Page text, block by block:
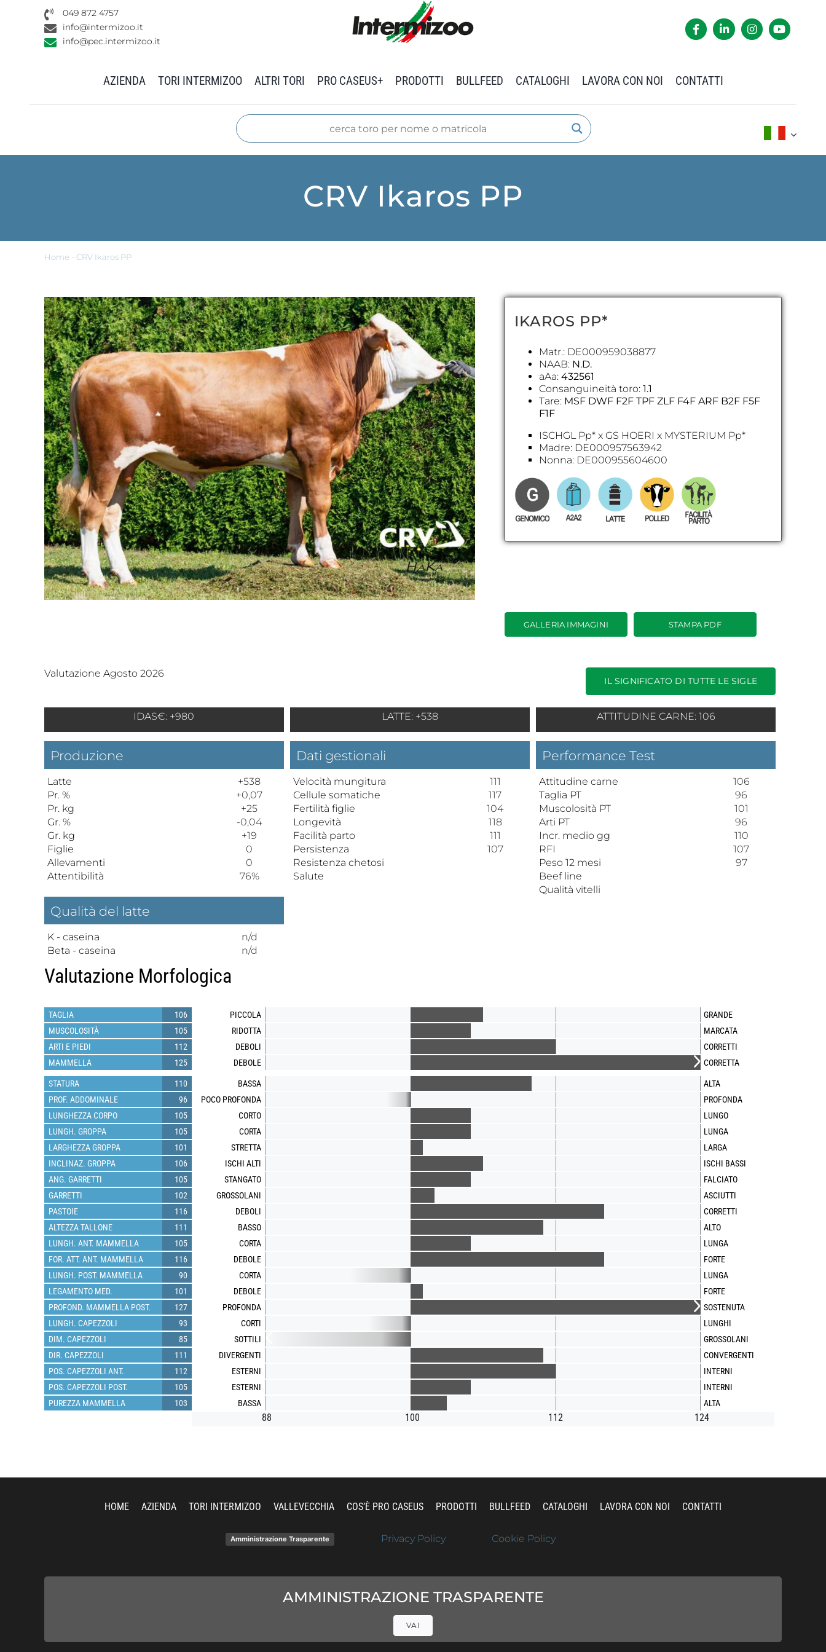
contenuto
049 872 4757
info@intermizoo.it
info@pec.intermizoo.it
AZIENDA TORI INTERMIZOO ALTRI TORI PRO CASEUS+ PRODOTTI BULLFEED CATALOGHI LAVORA CON NOI CONTATTI
CRV Ikaros PP
Home - CRV Ikaros PP
IKAROS PP*
Matr.: DE000959038877
NAAB: N.D.
aAa: 432561
Consanguineità toro:1.1
Tare: MSF DWF F2F TPF ZLF F4F ARF B2F F5F
F1F
ISCHGL Pp* x GS HOERI x MYSTERIUM Pp*
Madre: DE000957563942
Nonna: DE000955604600
GALLERIA IMMAGINI STAMPA PDF
IL SIGNIFICATO DI TUTTE LE SIGLE
Valutazione Agosto 2026
IDAS€: +980 LATTE: +538 ATTITUDINE CARNE: 106
Produzione
Latte
+538
Pr. %
+0,07
Pr. kg
+25
Gr. %
-0,04
Gr. kg
+19
Figlie
0
Allevamenti
0
Attentibilità
76%
Qualità del latte
K - caseina
n/d
Beta - caseina
n/d
Dati gestionali
Velocità mungitura
111
Cellule somatiche
117
Fertilità figlie
104
Longevità
118
Facilità parto
111
Persistenza
107
Resistenza chetosi
Salute
Performance Test
Attitudine carne
106
Taglia PT
96
Muscolosità PT
101
Arti PT
96
Incr. medio gg
110
RFI
107
Peso 12 mesi
97
Beef line
Qualità vitelli
Valutazione Morfologica
TAGLIA 106 PICCOLA
GRANDE
MUSCOLOSITÀ
105 RIDOTTA
MARCATA
ARTI E PIEDI
112 DEBOLI
CORRETTI
MAMMELLA
125 DEBOLE
CORRETTA
STATURA
110 BASSA
ALTA
PROF. ADDOMINALE
96 POCO PROFONDA
PROFONDA
LUNGHEZZA CORPO
105 CORTO
LUNGO
LUNGH. GROPPA
105 CORTA
LUNGA
LARGHEZZA GROPPA
101 STRETTA
LARGA
INCLINAZ. GROPPA
106 ISCHI ALTI
ISCHI BASSI
ANG. GARRETTI
105 STANGATO
FALCIATO
GARRETTI
102 GROSSOLANI
ASCIUTTI
PASTOIE
116 DEBOLI
CORRETTI
ALTEZZA TALLONE
111 BASSO
ALTO
LUNGH. ANT. MAMMELLA
105 CORTA
LUNGA
FOR. ATT. ANT. MAMMELLA
116 DEBOLE
FORTE
LUNGH. POST. MAMMELLA
90 CORTA
LUNGA
LEGAMENTO MED.
101 DEBOLE
FORTE
PROFOND. MAMMELLA POST.
127 PROFONDA
SOSTENUTA
LUNGH. CAPEZZOLI
93 CORTI
LUNGHI
DIM. CAPEZZOLI
85 SOTTILI
GROSSOLANI
DIR. CAPEZZOLI
111 DIVERGENTI
CONVERGENTI
POS. CAPEZZOLI ANT.
112 ESTERNI
INTERNI
POS. CAPEZZOLI POST.
105 ESTERNI
INTERNI
PUREZZA MAMMELLA
103 BASSA ALTA
88 100 112 124
HOME AZIENDA TORI INTERMIZOO VALLEVECCHIA COS’È PRO CASEUS PRODOTTI BULLFEED CATALOGHI LAVORA CON NOI CONTATTI
Amministrazione Trasparente Privacy Policy Cookie Policy
AMMINISTRAZIONE TRASPARENTE
VAI